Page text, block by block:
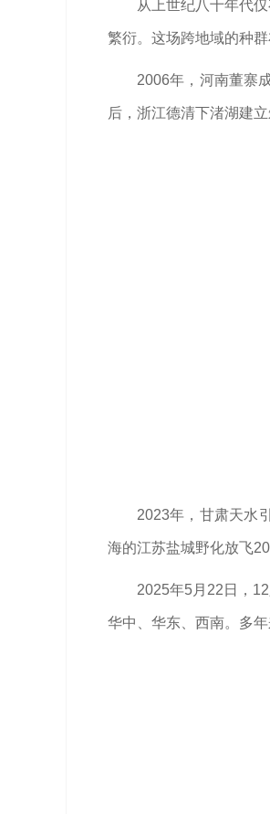
从上世纪八十年代
繁衍。这场跨地域的种
2006年，河南董寨
后，浙江德清下渚湖建
2023年，甘肃天水
海的江苏盐城野化放飞
2025年5月22日，
华中、华东、西南。多